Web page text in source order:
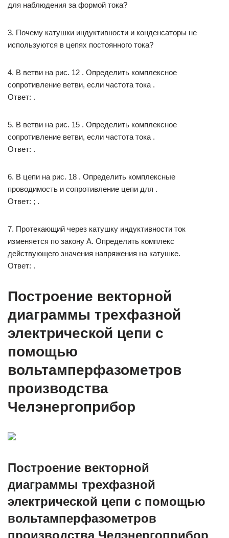
для наблюдения за формой тока?
3. Почему катушки индуктивности и конденсаторы не
используются в цепях постоянного тока?
4. В ветви на рис. 12 . Определить комплексное
сопротивление ветви, если частота тока .
Ответ: .
5. В ветви на рис. 15 . Определить комплексное
сопротивление ветви, если частота тока .
Ответ: .
6. В цепи на рис. 18 . Определить комплексные
проводимость и сопротивление цепи для .
Ответ: ; .
7. Протекающий через катушку индуктивности ток
изменяется по закону А. Определить комплекс
действующего значения напряжения на катушке.
Ответ: .
Построение векторной
диаграммы трехфазной
электрической цепи с
помощью
вольтамперфазометров
производства
Челэнергоприбор
Построение векторной
диаграммы трехфазной
электрической цепи с помощью
вольтамперфазометров
производства Челэнергоприбор